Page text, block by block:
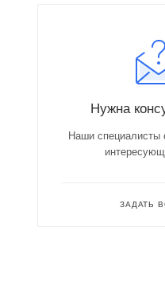
Нужна
Наши специалисты
ЗАДАТЬ